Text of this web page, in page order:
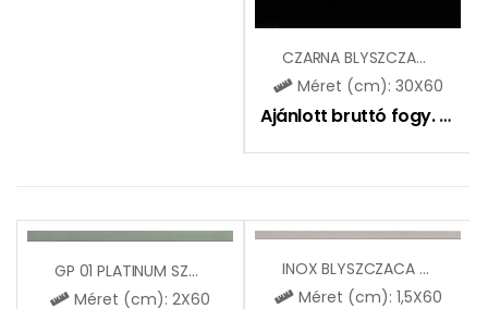
CZARNA BLYSZCZACA (CCR19)
Méret (cm): 30X60
Ajánlott bruttó fogy. ár:
GP 01 PLATINUM SZKLANA LISTELLO
Méret (cm): 2X60
INOX BLYSZCZACA / C INOX P LISTELLO
Méret (cm): 1,5X60